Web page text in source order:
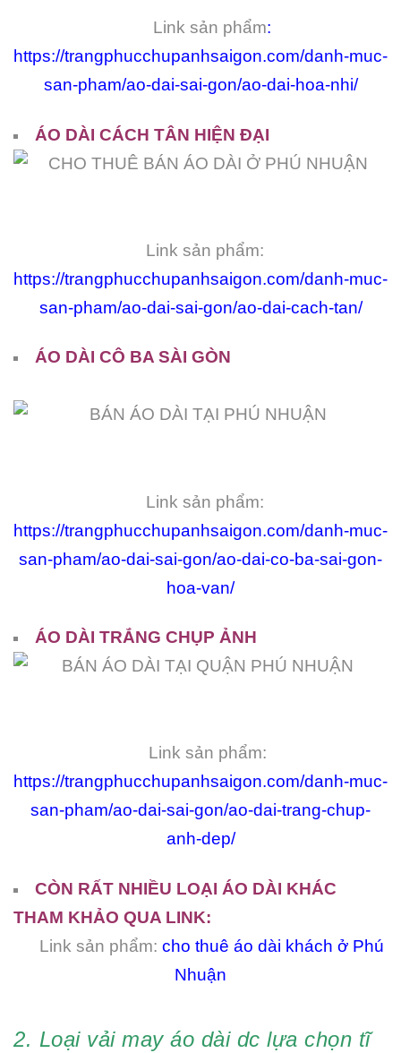
Link sản phẩm:
https://trangphucchupanhsaigon.com/danh-muc-
san-pham/ao-dai-sai-gon/ao-dai-hoa-nhi/
ÁO DÀI CÁCH TÂN HIỆN ĐẠI
Link sản phẩm:
https://trangphucchupanhsaigon.com/danh-muc-
san-pham/ao-dai-sai-gon/ao-dai-cach-tan/
ÁO DÀI CÔ BA SÀI GÒN
Link sản phẩm:
https://trangphucchupanhsaigon.com/danh-muc-
san-pham/ao-dai-sai-gon/ao-dai-co-ba-sai-gon-
hoa-van/
ÁO DÀI TRẮNG CHỤP ẢNH
Link sản phẩm:
https://trangphucchupanhsaigon.com/danh-muc-
san-pham/ao-dai-sai-gon/ao-dai-trang-chup-
anh-dep/
CÒN RẤT NHIỀU LOẠI ÁO DÀI KHÁC
THAM KHẢO QUA LINK:
Link sản phẩm: cho thuê áo dài khách ở Phú
Nhuận
2. Loại vải may áo dài dc lựa chọn tĩ